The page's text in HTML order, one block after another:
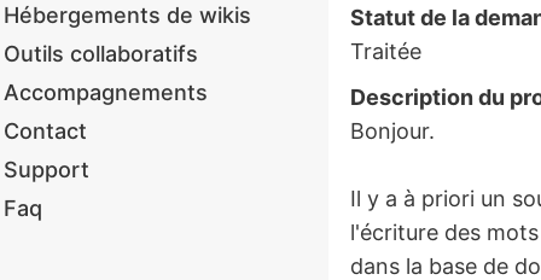
Hébergements de wikis
Outils collaboratifs
Accompagnements
Contact
Support
Faq
Statut de la
Traitée
Description du
Bonjour.
Il y a à priori un
l'écriture des
dans la base de